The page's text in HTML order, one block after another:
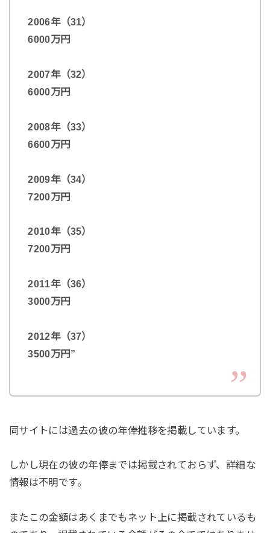
2006年（31）
6000万円
2007年（32）
6000万円
2008年（33）
6600万円
2009年（34）
7200万円
2010年（35）
7200万円
2011年（36）
3000万円
2012年（37）
3500万円”
同サイトには過去の彼の年俸推移を掲載しています。
しかし現在の彼の年俸までは掲載されておらず、詳細な
情報は不明です。
またこの金額はあくまでもネット上に掲載されているも